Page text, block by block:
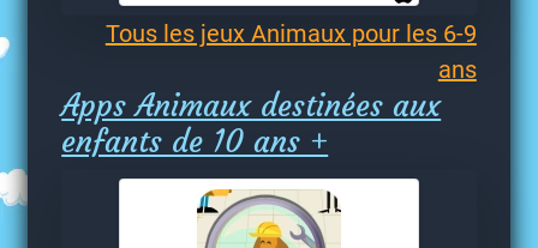
Tous les jeux Animaux pour les 6-9
ans
Apps Animaux destinées aux
enfants de 10 ans +